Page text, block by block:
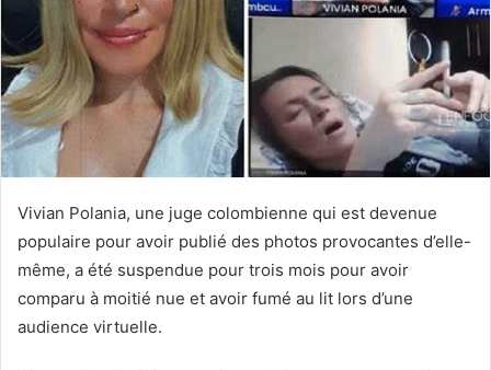
Vivian Polania, une juge colombienne qui est devenue
populaire pour avoir publié des photos provocantes d’elle-
même, a été suspendue pour trois mois pour avoir
comparu à moitié nue et avoir fumé au lit lors d’une
audience virtuelle.